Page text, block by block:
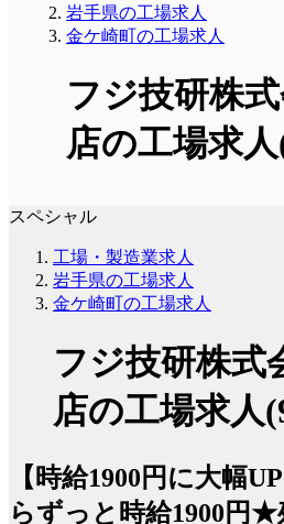
岩手県の工場求人
金ケ崎町の工場求人
フジ技研株
店の工場求人
スペシャル
工場・製造業求人
岩手県の工場求人
金ケ崎町の工場求人
フジ技研株式
店の工場求人
【時給1900円に大幅
らずっと時給1900円